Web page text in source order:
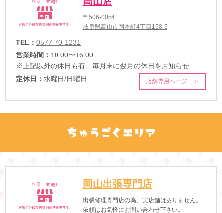
〒506-0054
岐阜県高山市岡本町4丁目158-5
TEL： 0577-70-1231
営業時間： 10:00〜16:00
※上記以外の休日も有、毎月末に翌月の休日をお知らせ
定休日： 水曜日/日曜日 店舗専用ページ ＞
岡山出張専門店
出張修理専門店の為、実店舗はありません。
依頼はお気軽にお問い合わせ下さい。